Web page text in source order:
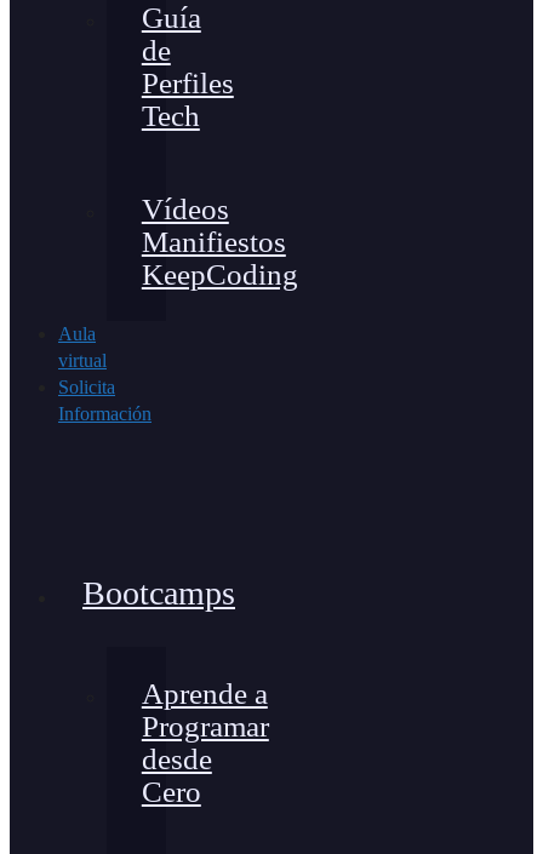
Guía
de
Perfiles
Tech
Vídeos
Manifiestos
KeepCoding
Aula
virtual
Solicita
Información
Bootcamps
Aprende a
Programar
desde
Cero